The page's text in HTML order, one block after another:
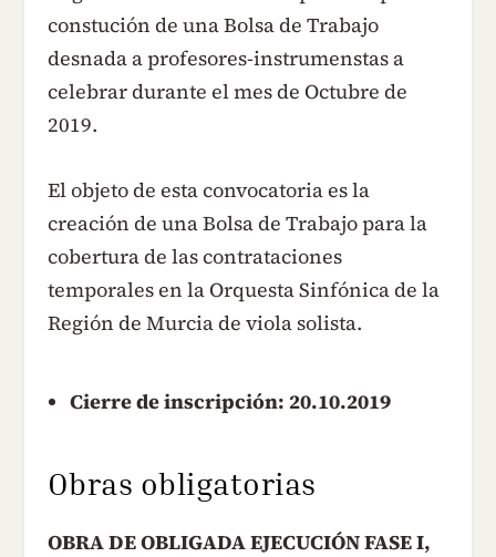
constución de una Bolsa de Trabajo
desnada a profesores-instrumenstas a
celebrar durante el mes de Octubre de
2019.
El objeto de esta convocatoria es la
creación de una Bolsa de Trabajo para la
cobertura de las contrataciones
temporales en la Orquesta Sinfónica de la
Región de Murcia de viola solista.
Cierre de inscripción: 20.10.2019
Obras obligatorias
OBRA DE OBLIGADA EJECUCIÓN FASE I,